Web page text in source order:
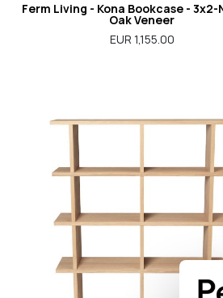
Ferm Living - Kona Bookcase -
Oak Veneer
EUR 1,155.00